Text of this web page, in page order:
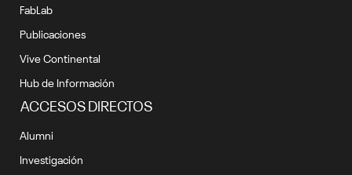
FabLab
Publicaciones
Vive Continental
Hub de Información
ACCESOS DIRECTOS
Alumni
Investigación